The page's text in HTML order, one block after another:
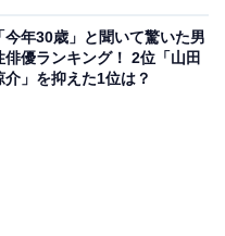
る」（58歳女性）、「実
ました」（22歳女
」（42歳男性）、な
厚さが増している、と
今年30歳」と聞いて驚いた男
俳優ランキング！ 2位「山田
介」を抑えた1位は？